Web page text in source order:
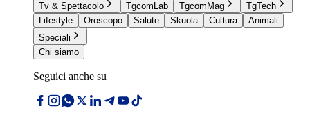
Tv & Spettacolo
TgcomLab TgcomMag
TgTech
Lifestyle
Oroscopo Salute Skuola Cultura
Animali
Speciali
Chi siamo
Seguici anche su